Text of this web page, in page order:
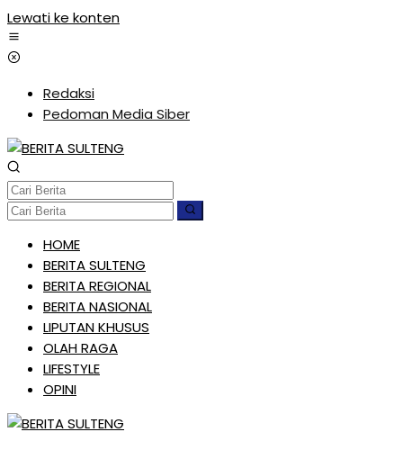
Lewati ke konten
Redaksi
Pedoman Media Siber
HOME
BERITA SULTENG
BERITA REGIONAL
BERITA NASIONAL
LIPUTAN KHUSUS
OLAH RAGA
LIFESTYLE
OPINI